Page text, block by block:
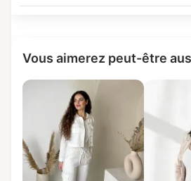
Vous aimerez peut-être